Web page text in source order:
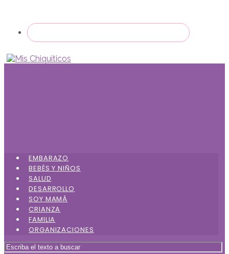
EMBARAZO
BEBÉS Y NIÑOS
SALUD
DESARROLLO
SOY MAMÁ
CRIANZA
FAMILIA
ORGANIZACIONES